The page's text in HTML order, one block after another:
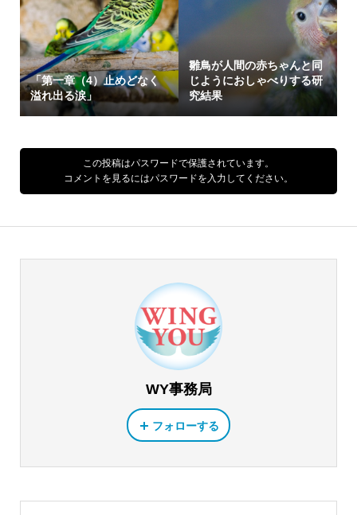
「第一章（4）止めどなく
溢れ出る涙」
雛鳥が人間の赤ちゃんと同
じようにおしゃべりする研
究結果
この投稿はパスワードで保護されています。
コメントを見るにはパスワードを入力してください。
WY事務局
フォローする